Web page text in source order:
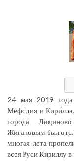
24 мая 2019 года
Мефо́дия и Кири́лла,
города
Жигановым был
многая лета
всея Руси Кириллу в